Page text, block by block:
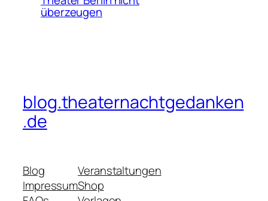
überzeugen
blog.theaternachtgedanken
.de
Blog
Impressum
Veranstaltungen
Shop